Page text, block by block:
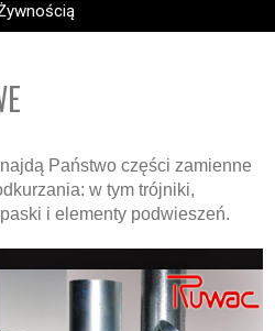
Państwo części zamienne
w tym trójniki,
i elementy podwieszeń.